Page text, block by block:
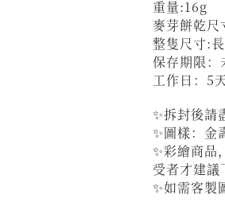
重量:16g
麥芽餅乾
整隻尺寸:
保存期限：
工作日：5
✨拆封後請
✨圖樣：金
✨彩繪商品
受者才建議
✨如需客